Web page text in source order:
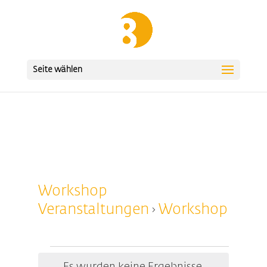
Seite wählen
Workshop
Veranstaltungen
Workshop